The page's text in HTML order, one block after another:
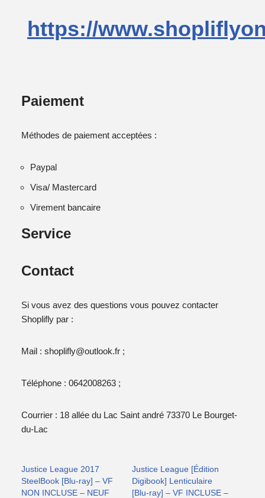
https://
Paiement
Méthodes de paiement acceptées :
Paypal
Visa/ Mastercard
Virement bancaire
Service
Contact
Si vous avez des questions vous pouvez contacter
Shoplifly par :
Mail : shoplifly@outlook.fr ;
Téléphone : 0642008263 ;
Courrier : 18 allée du Lac Saint andré 73370 Le Bourget-
du-Lac
Justice League 2017
SteelBook [Blu-ray] – VF
NON INCLUSE – NEUF
Justice League [Édition
Digibook] Lenticulaire
[Blu-ray] – VF INCLUSE –